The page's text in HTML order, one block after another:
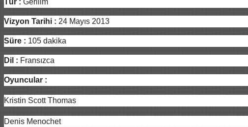
Tür : Gerilim
Vizyon Tarihi : 24 Mayıs 2013
Süre : 105 dakika
Dil : Fransızca
Oyuncular :
Kristin Scott Thomas
Denis Menochet